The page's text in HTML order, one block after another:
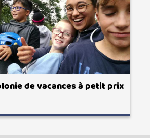
de vacances à petit prix